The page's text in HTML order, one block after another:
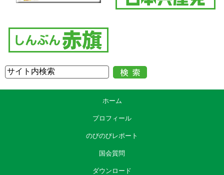
ホーム
プロフィール
のびのびレポート
国会質問
ダウンロード